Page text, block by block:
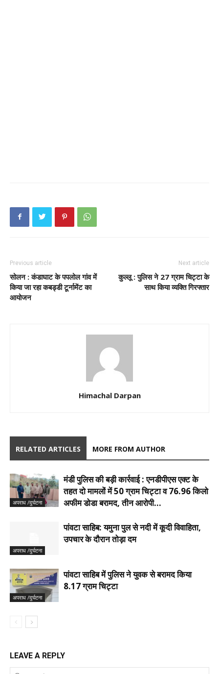
Previous article
सोलन : कंडाघाट के पपलोल गांव में
किया जा रहा कबड्डी टूर्नामेंट का
आयोजन
Next article
कुल्लू : पुलिस ने 27 ग्राम चिट्टा के
साथ किया व्यक्ति गिरफ्तार
Himachal Darpan
RELATED ARTICLES MORE FROM AUTHOR
अपराध /दुर्घटना
मंडी पुलिस की बड़ी कार्रवाई : एनडीपीएस एक्ट के
तहत दो मामलों में 50 ग्राम चिट्टा व 76.96 किलो
अफीम डोडा बरामद, तीन आरोपी...
अपराध /दुर्घटना
पांवटा साहिब: यमुना पुल से नदी में कूदी विवाहिता,
उपचार के दौरान तोड़ा दम
अपराध /दुर्घटना
पांवटा साहिब में पुलिस ने युवक से बरामद किया
8.17 ग्राम चिट्टा
LEAVE A REPLY